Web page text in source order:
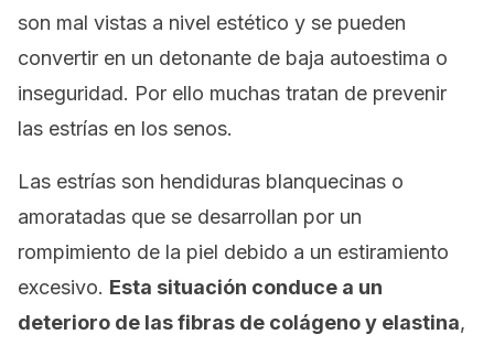
son mal vistas a nivel estético y se pueden
convertir en un detonante de baja autoestima o
inseguridad. Por ello muchas tratan de prevenir
las estrías en los senos.
Las estrías son hendiduras blanquecinas o
amoratadas que se desarrollan por un
rompimiento de la piel debido a un estiramiento
excesivo. Esta situación conduce a un
deterioro de las fibras de colágeno y elastina,